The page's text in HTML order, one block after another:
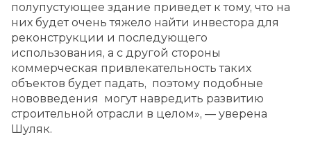
полупустующее здание приведет к тому, что на
них будет очень тяжело найти инвестора для
реконструкции и последующего
использования, а с другой стороны
коммерческая привлекательность таких
объектов будет падать, поэтому подобные
нововведения могут навредить развитию
строительной отрасли в целом», — уверена
Шуляк.